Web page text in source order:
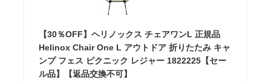
【30％OFF】ヘリノックス チェアワンL 正規品
Helinox Chair One L アウトドア 折りたたみ キャ
ンプ フェス ピクニック レジャー 1822225【セー
ル品】【返品交換不可】